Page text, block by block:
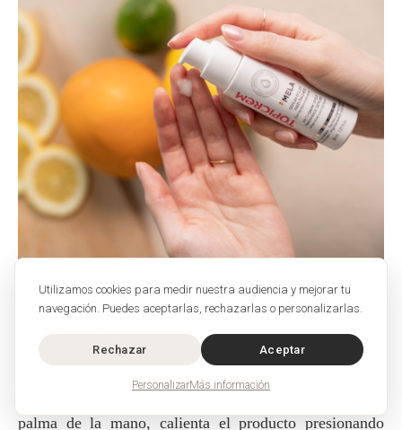
Utilizamos cookies para medir nuestra audiencia y mejorar tu
navegación. Puedes aceptarlas, rechazarlas o personalizarlas.
Rechazar Aceptar
PersonalizarMás información
manchas y previene su aparición. Unifica e ilumina el
hidrata la piel y es muy agradable al aplicar.
palma de la mano, calienta el producto presionando